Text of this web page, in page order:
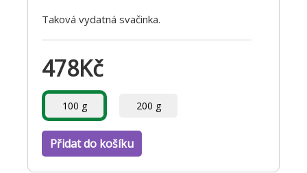
Taková vydatná svačinka.
478Kč
100 g 200 g
Přidat do košíku